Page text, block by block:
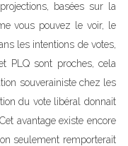
basées sur la
vous pouvez le voir, le
les intentions de votes,
PLQ sont proches, cela
souverainiste chez les
du vote libéral donnait
avantage existe encore
seulement remporterait